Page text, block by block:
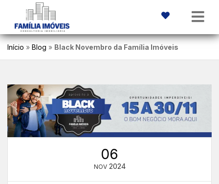
Início » Blog » Black Novembro da Família Imóveis
06
NOV 2024